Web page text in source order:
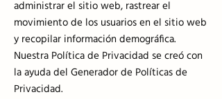
administrar el sitio web, rastrear el
movimiento de los usuarios en el sitio web
y recopilar información demográfica.
Nuestra Política de Privacidad se creó con
la ayuda del Generador de Políticas de
Privacidad.